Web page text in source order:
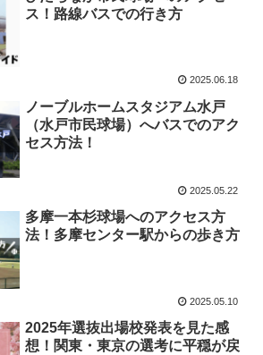
ス！路線バスでの行き方
2025.06.18
ノーブルホームスタジアム水戸
（水戸市民球場）へバスでのアク
セス方法！
2025.05.22
多摩一本杉球場へのアクセス方
法！多摩センター駅からの歩き方
2025.05.10
2025年選抜出場校発表を見た感
想！関東・東京の選考に平穏が戻